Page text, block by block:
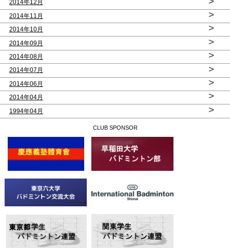
2014年12月
2014年11月 >
2014年10月 >
2014年09月 >
2014年08月 >
2014年07月 >
2014年06月 >
2014年04月 >
1994年04月 >
CLUB SPONSOR